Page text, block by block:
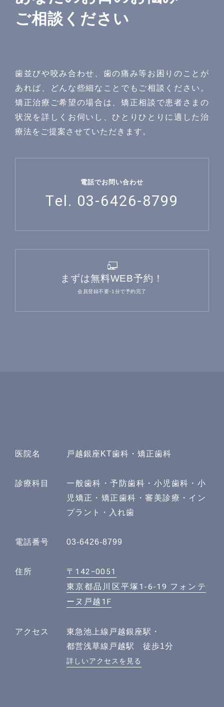
ご相談ください
歯並びや咬み合わせ、歯の痛み等お困りのことが
あれば、どんな些細なことでもご相談ください。
矯正治療ご希望の場合は、矯正相談で患者さまの
状況を詳しくお伺いし、ひとりひとりに適した治
療法をご提案させていただきます。
電話でお問い合わせ
Tel. 03-6426-8799
まずは無料WEB予約！
会員登録不要･1分で予約完了
医院名 戸越銀座KT歯科・矯正歯科
診療科目
一般歯科・予防歯科・小児歯科・小
児矯正・矯正歯科・審美診療・イン
プラント・入れ歯
電話番号 03-6426-8799
住所
〒142−0051
東京都品川区平塚1-6-19 フォンテ
ーヌ戸越1F
アクセス
東急池上線戸越銀座駅・
都営浅草線戸越駅 徒歩1分
詳しいアクセスを見る